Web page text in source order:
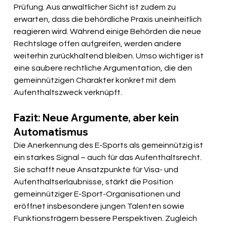
Prüfung. Aus anwaltlicher Sicht ist zudem zu
erwarten, dass die behördliche Praxis uneinheitlich
reagieren wird. Während einige Behörden die neue
Rechtslage offen aufgreifen, werden andere
weiterhin zurückhaltend bleiben. Umso wichtiger ist
eine saubere rechtliche Argumentation, die den
gemeinnützigen Charakter konkret mit dem
Aufenthaltszweck verknüpft.
Fazit: Neue Argumente, aber kein
Automatismus
Die Anerkennung des E-Sports als gemeinnützig ist
ein starkes Signal – auch für das Aufenthaltsrecht.
Sie schafft neue Ansatzpunkte für Visa- und
Aufenthaltserlaubnisse, stärkt die Position
gemeinnütziger E-Sport-Organisationen und
eröffnet insbesondere jungen Talenten sowie
Funktionsträgern bessere Perspektiven. Zugleich